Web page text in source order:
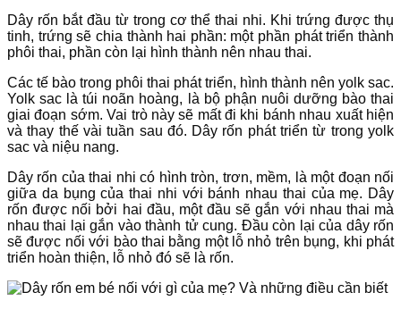
Dây rốn bắt đầu từ trong cơ thể thai nhi. Khi trứng được thụ
tinh, trứng sẽ chia thành hai phần: một phần phát triển thành
phôi thai, phần còn lại hình thành nên nhau thai.
Các tế bào trong phôi thai phát triển, hình thành nên yolk sac.
Yolk sac là túi noãn hoàng, là bộ phận nuôi dưỡng bào thai
giai đoạn sớm. Vai trò này sẽ mất đi khi bánh nhau xuất hiện
và thay thế vài tuần sau đó. Dây rốn phát triển từ trong yolk
sac và niệu nang.
Dây rốn của thai nhi có hình tròn, trơn, mềm, là một đoạn nối
giữa da bụng của thai nhi với bánh nhau thai của mẹ. Dây
rốn được nối bởi hai đầu, một đầu sẽ gắn với nhau thai mà
nhau thai lại gắn vào thành tử cung. Đầu còn lại của dây rốn
sẽ được nối với bào thai bằng một lỗ nhỏ trên bụng, khi phát
triển hoàn thiện, lỗ nhỏ đó sẽ là rốn.